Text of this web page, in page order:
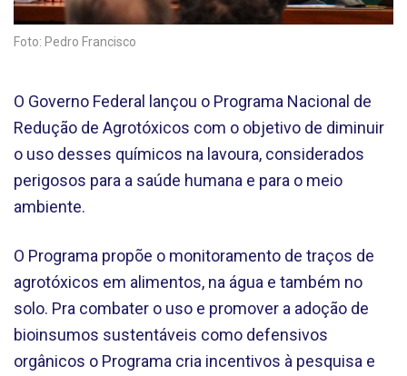
Foto: Pedro Francisco
O Governo Federal lançou o Programa Nacional de
Redução de Agrotóxicos com o objetivo de diminuir
o uso desses químicos na lavoura, considerados
perigosos para a saúde humana e para o meio
ambiente.
O Programa propõe o monitoramento de traços de
agrotóxicos em alimentos, na água e também no
solo. Pra combater o uso e promover a adoção de
bioinsumos sustentáveis como defensivos
orgânicos o Programa cria incentivos à pesquisa e